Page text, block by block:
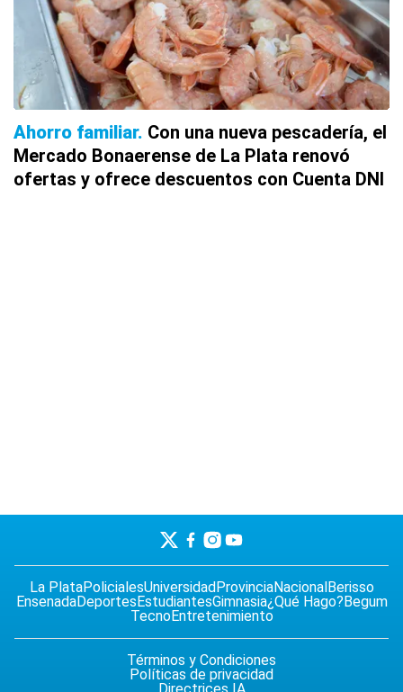
Ahorro familiar Con una nueva pescadería, el
Mercado Bonaerense de La Plata renovó
ofertas y ofrece descuentos con Cuenta DNI
La PlataPolicialesUniversidadProvinciaNacionalBerisso
EnsenadaDeportesEstudiantesGimnasia¿Qué Hago?Begum
TecnoEntretenimiento
Términos y Condiciones
Políticas de privacidad